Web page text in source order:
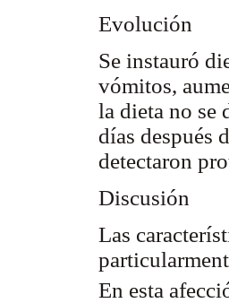
Evolución
Se instauró
vómitos,
la dieta no se
días después
detectaron
Discusión
Las
En esta